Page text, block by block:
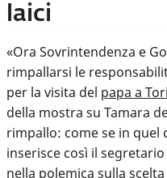
laici
«Ora Sovrintendenza e
rimpallarsi le
per la visita del papa a
della mostra su Tamara
rimpallo: come se in quel
inserisce così il
nella polemica sulla